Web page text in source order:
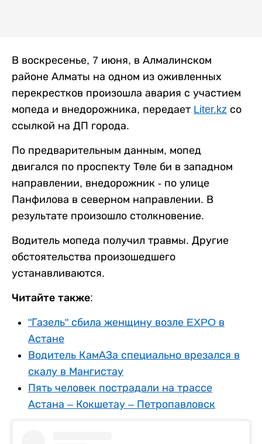
В воскресенье, 7 июня, в Алмалинском
районе Алматы на одном из оживленных
перекрестков произошла авария с участием
мопеда и внедорожника, передает Liter.kz со
ссылкой на ДП города.
По предварительным данным, мопед
двигался по проспекту Төле би в западном
направлении, внедорожник - по улице
Панфилова в северном направлении. В
результате произошло столкновение.
Водитель мопеда получил травмы. Другие
обстоятельства произошедшего
устанавливаются.
Читайте также:
"Газель" сбила женщину возле EXPO в
Астане
Водитель КамАЗа специально врезался в
скалу в Мангистау
Пять человек пострадали на трассе
Астана – Кокшетау – Петропавловск